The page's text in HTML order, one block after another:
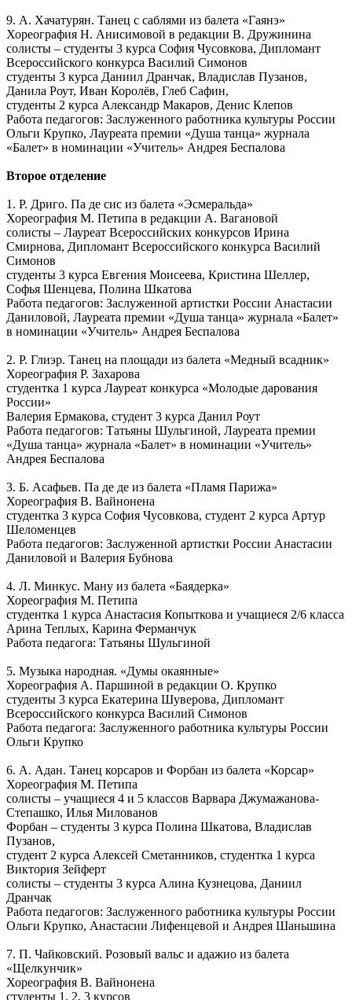
9. А. Хачатурян. Танец с саблями из балета «Гаянэ»
Хореография Н. Анисимовой в редакции В. Дружинина
солисты – студенты 3 курса София Чусовкова, Дипломант
Всероссийского конкурса Василий Симонов
студенты 3 курса Даниил Дранчак, Владислав Пузанов,
Данила Роут, Иван Королёв, Глеб Сафин,
студенты 2 курса Александр Макаров, Денис Клепов
Работа педагогов: Заслуженного работника культуры России
Ольги Крупко, Лауреата премии «Душа танца» журнала
«Балет» в номинации «Учитель» Андрея Беспалова
Второе отделение
1. Р. Дриго. Па де сис из балета «Эсмеральда»
Хореография М. Петипа в редакции А. Вагановой
солисты – Лауреат Всероссийских конкурсов Ирина
Смирнова, Дипломант Всероссийского конкурса Василий
Симонов
студенты 3 курса Евгения Моисеева, Кристина Шеллер,
Софья Шенцева, Полина Шкатова
Работа педагогов: Заслуженной артистки России Анастасии
Даниловой, Лауреата премии «Душа танца» журнала «Балет»
в номинации «Учитель» Андрея Беспалова
2. Р. Глиэр. Танец на площади из балета «Медный всадник»
Хореография Р. Захарова
студентка 1 курса Лауреат конкурса «Молодые дарования
России»
Валерия Ермакова, студент 3 курса Данил Роут
Работа педагогов: Татьяны Шульгиной, Лауреата премии
«Душа танца» журнала «Балет» в номинации «Учитель»
Андрея Беспалова
3. Б. Асафьев. Па де де из балета «Пламя Парижа»
Хореография В. Вайнонена
студентка 3 курса София Чусовкова, студент 2 курса Артур
Шеломенцев
Работа педагогов: Заслуженной артистки России Анастасии
Даниловой и Валерия Бубнова
4. Л. Минкус. Ману из балета «Баядерка»
Хореография М. Петипа
студентка 1 курса Анастасия Копыткова и учащиеся 2/6 класса
Арина Теплых, Карина Ферманчук
Работа педагога: Татьяны Шульгиной
5. Музыка народная. «Думы окаянные»
Хореография А. Паршиной в редакции О. Крупко
студенты 3 курса Екатерина Шуверова, Дипломант
Всероссийского конкурса Василий Симонов
Работа педагога: Заслуженного работника культуры России
Ольги Крупко
6. А. Адан. Танец корсаров и Форбан из балета «Корсар»
Хореография М. Петипа
солисты – учащиеся 4 и 5 классов Варвара Джумажанова-
Степашко, Илья Милованов
Форбан – студенты 3 курса Полина Шкатова, Владислав
Пузанов,
студент 2 курса Алексей Сметанников, студентка 1 курса
Виктория Зейферт
солисты – студенты 3 курса Алина Кузнецова, Даниил
Дранчак
Работа педагогов: Заслуженного работника культуры России
Ольги Крупко, Анастасии Лифенцевой и Андрея Шаньшина
7. П. Чайковский. Розовый вальс и адажио из балета
«Щелкунчик»
Хореография В. Вайнонена
студенты 1, 2, 3 курсов